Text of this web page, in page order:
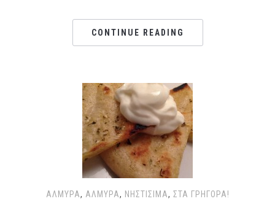
CONTINUE READING
ΑΛΜΥΡΆ, ΑΛΜΥΡΆ, ΝΗΣΤΊΣΙΜΑ, ΣΤΑ ΓΡΉΓΟΡΑ!